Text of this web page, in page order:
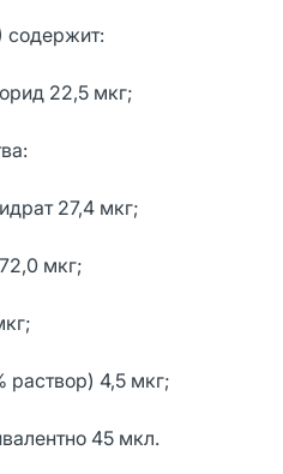
содержит:
22,5 мкг;
27,4 мкг;
мкг;
раствор) 4,5 мкг;
45 мкл.